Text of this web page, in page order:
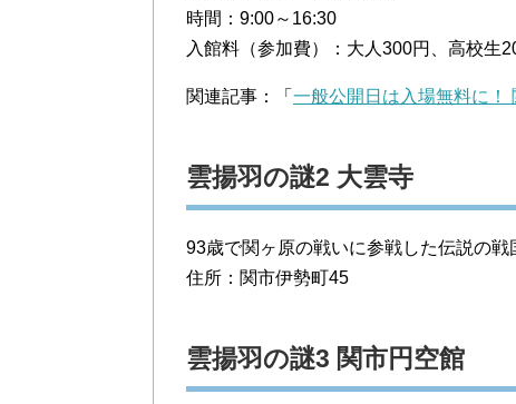
時間：9:00～16:30
入館料（参加費）：大人300円、高校生
関連記事：「 一般公開日は入場無料に！
雲揚羽の謎2 大雲寺
93歳で関ヶ原の戦いに参戦した伝説の戦
住所：関市伊勢町45
雲揚羽の謎3 関市円空館